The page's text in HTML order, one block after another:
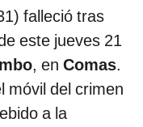
falleció tras
este jueves 21
, en Comas.
móvil del crimen
a la